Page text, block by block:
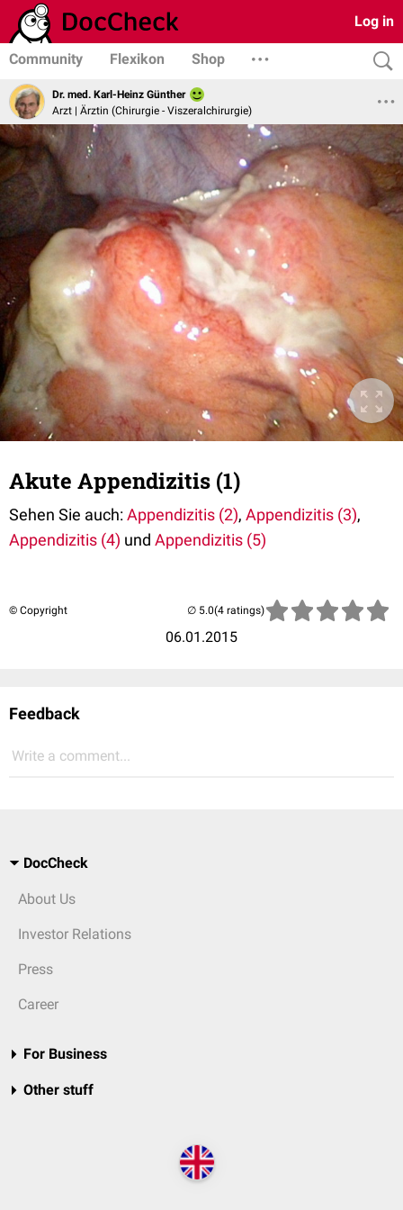
Log in
Community Flexikon Shop
Dr. med. Karl-Heinz Günther
Arzt | Ärztin (Chirurgie - Viszeralchirurgie)
Akute Appendizitis (1)
Sehen Sie auch:Appendizitis (2), Appendizitis (3),
Appendizitis (4) und Appendizitis (5)
© Copyright
06.01.2015
(4 ratings)
Feedback
Write a comment...
DocCheck
About Us
Investor Relations
Press
Career
For Business
Other stuff